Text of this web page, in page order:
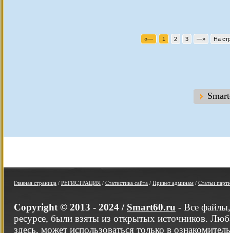
«— 1 2 3 —» На
Главная страница / РЕГИСТРАЦИЯ / Статистика сайта / Привет админам / Статьи
Copyright © 2013 - 2024 / Smart60.ru - Все
ресурсе, были взяты из открытых источников.
здесь, может использоваться только в